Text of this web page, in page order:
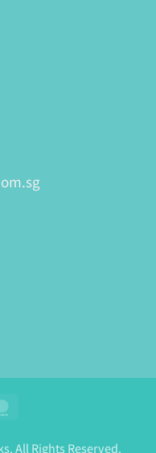
All Rights Reserved.